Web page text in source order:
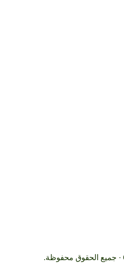
· جميع الحقوق محفوظة.